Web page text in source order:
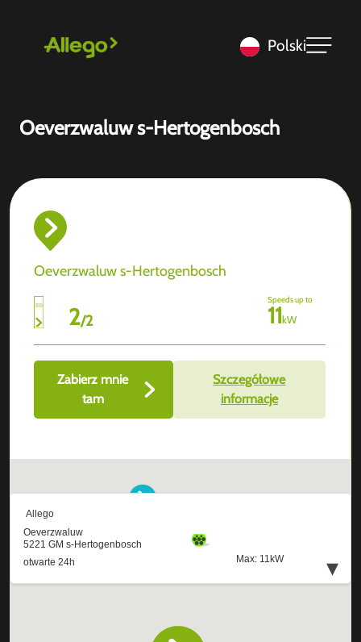
Polski
Oeverzwaluw s-Hertogenbosch
Oeverzwaluw s-Hertogenbosch
2/2
Speeds up to
11kW
Zabierz mnie
tam
Szczegółowe
informacje